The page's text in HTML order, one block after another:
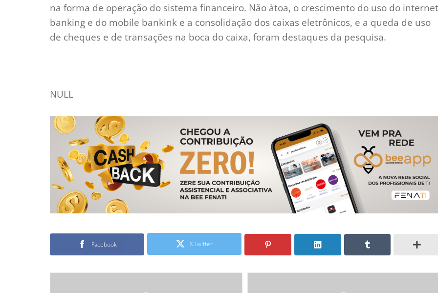
na forma de operação do sistema financeiro. Não àtoa, o crescimento do uso do internet
banking e do mobile bankink e a consolidação dos caixas eletrônicos, e a queda de uso
de cheques e de transações na boca do caixa, foram destaques da pesquisa.
NULL
Facebook X Twitter